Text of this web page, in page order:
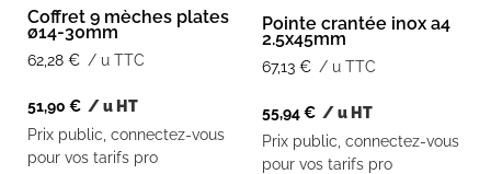
Coffret 9 mèches plates
ø14-30mm
62,28 € / u TTC
51,90 € / u HT
Prix public, connectez-vous
pour vos tarifs pro
Pointe crantée inox a4
2.5x45mm
67,13 € / u TTC
55,94€ / u HT
Prix public, connectez-vous
pour vos tarifs pro